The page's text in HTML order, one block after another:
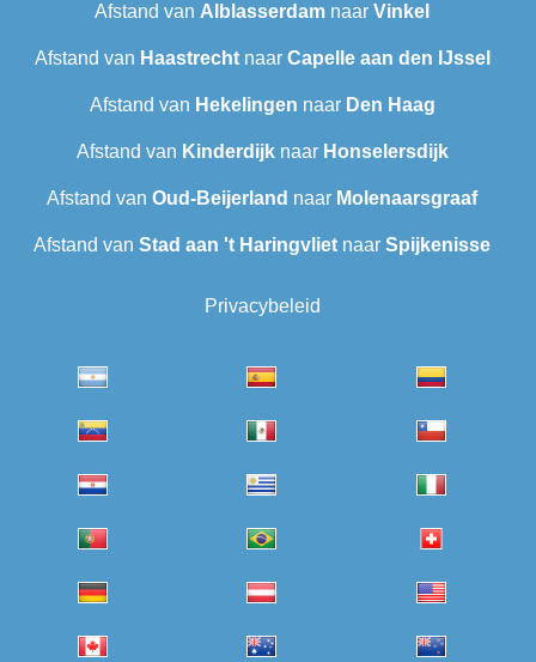
Afstand van Alblasserdam naar Vinkel
Afstand van Haastrechtnaar Capelle aan den IJssel
Afstand van Hekelingen naar Den Haag
Afstand van Kinderdijknaar Honselersdijk
Afstand van Oud-Beijerland naar Molenaarsgraaf
Afstand van Stad aan 't Haringvliet naar Spijkenisse
Privacybeleid